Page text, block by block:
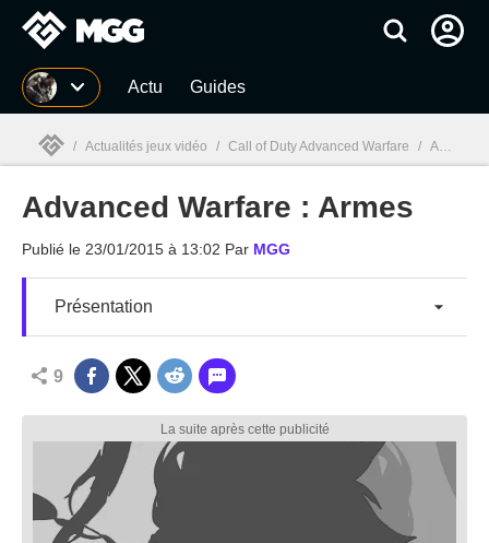
MGG Actu Guides
MGG
/ Actualités jeux vidéo / Call of Duty Advanced Warfare / Advanced Warfare : Armes
Advanced Warfare : Armes
Publié le 23/01/2015 à 13:02 Par MGG
Présentation
9